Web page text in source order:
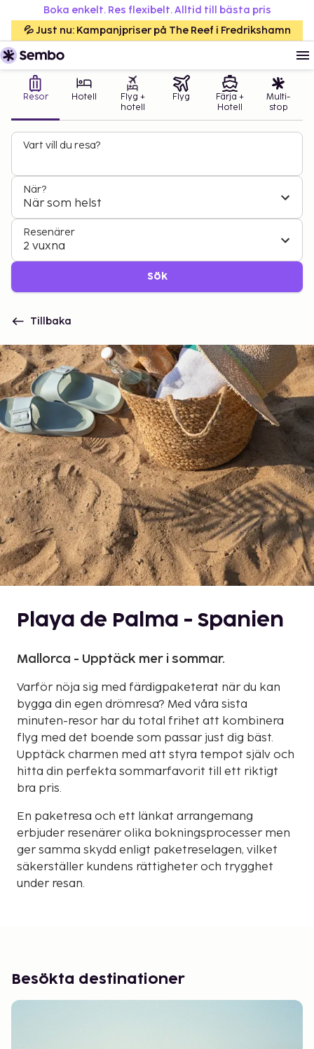
Boka enkelt. Res flexibelt. Alltid till bästa pris
💦 Just nu: Kampanjpriser på The Reef i Fredrikshamn
Resor Hotell
Flyg +
hotell
Flyg
Färja +
Hotell
Multi-
stop
Vart vill du resa?
När?
När som helst
Resenärer
2 vuxna
Sök
Tillbaka
Playa de Palma - Spanien
Mallorca - Upptäck mer i sommar.
Varför nöja sig med färdigpaketerat när du kan
bygga din egen drömresa? Med våra sista
minuten-resor har du total frihet att kombinera
flyg med det boende som passar just dig bäst.
Upptäck charmen med att styra tempot själv och
hitta din perfekta sommarfavorit till ett riktigt
bra pris.
En paketresa och ett länkat arrangemang
erbjuder resenärer olika bokningsprocesser men
ger samma skydd enligt paketreselagen, vilket
säkerställer kundens rättigheter och trygghet
under resan.
Besökta destinationer